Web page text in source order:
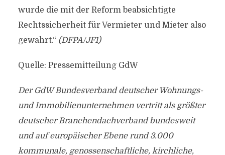
wurde die mit der Reform beabsichtigte
Rechtssicherheit für Vermieter und Mieter also
gewahrt.“ (DFPA/JF1)
Quelle: Pressemitteilung GdW
Der GdW Bundesverband deutscher Wohnungs-
und Immobilienunternehmen vertritt als größter
deutscher Branchendachverband bundesweit
und auf europäischer Ebene rund 3.000
kommunale, genossenschaftliche, kirchliche,